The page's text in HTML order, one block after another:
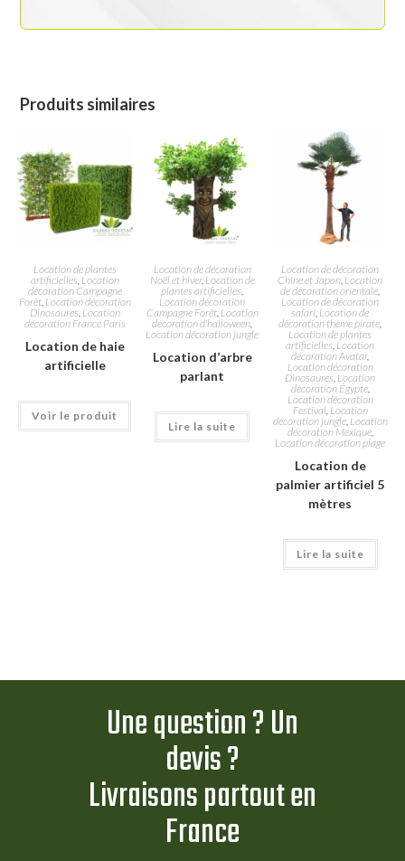
Produits similaires
Location de plantes
artificielles Location
décoration Campagne
Forêt, Location décoration
Dinosaures Location
décoration France Paris
Location de haie
artificielle
Voir le produit
Location de décoration
Noël et hiver, Location de
plantes artificielles
Location décoration
Campagne Forêt, Location
décoration d'halloween
Location décoration jungle
Location d’arbre
parlant
Lire la suite
Location de décoration
Chine et Japon Location
de décoration orientale
Location de décoration
safari Location de
décoration thème pirate
Location de plantes
artificielles Location
décoration Avatar,
Location décoration
Dinosaures Location
décoration Égypte,
Location décoration
Festival, Location
décoration jungle, Location
décoration Mexique,
Location décoration plage
Location de
palmier artificiel 5
mètres
Lire la suite
Une question ? Un
devis ?
Livraisons partout en
France